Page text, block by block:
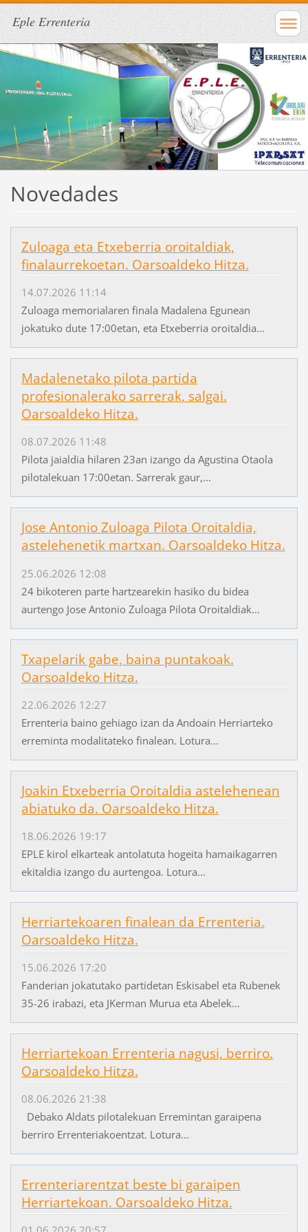
Eple Errenteria
Novedades
Zuloaga eta Etxeberria oroitaldiak,
finalaurrekoetan. Oarsoaldeko Hitza.
14.07.2026 11:14
Zuloaga memorialaren finala Madalena Egunean
jokatuko dute 17:00etan, eta Etxeberria oroitaldia...
Madalenetako pilota partida
profesionalerako sarrerak, salgai.
Oarsoaldeko Hitza.
08.07.2026 11:48
Pilota jaialdia hilaren 23an izango da Agustina Otaola
pilotalekuan 17:00etan. Sarrerak gaur,...
Jose Antonio Zuloaga Pilota Oroitaldia,
astelehenetik martxan. Oarsoaldeko Hitza.
25.06.2026 12:08
24 bikoteren parte hartzearekin hasiko du bidea
aurtengo Jose Antonio Zuloaga Pilota Oroitaldiak...
Txapelarik gabe, baina puntakoak.
Oarsoaldeko Hitza.
22.06.2026 12:27
Errenteria baino gehiago izan da Andoain Herriarteko
erreminta modalitateko finalean. Lotura...
Joakin Etxeberria Oroitaldia astelehenean
abiatuko da. Oarsoaldeko Hitza.
18.06.2026 19:17
EPLE kirol elkarteak antolatuta hogeita hamaikagarren
ekitaldia izango du aurtengoa. Lotura...
Herriartekoaren finalean da Errenteria.
Oarsoaldeko Hitza.
15.06.2026 17:20
Fanderian jokatutako partidetan Eskisabel eta Rubenek
35-26 irabazi, eta JKerman Murua eta Abelek...
Herriartekoan Errenteria nagusi, berriro.
Oarsoaldeko Hitza.
08.06.2026 21:38
Debako Aldats pilotalekuan Erremintan garaipena
berriro Errenteriakoentzat. Lotura...
Errenteriarentzat beste bi garaipen
Herriartekoan. Oarsoaldeko Hitza.